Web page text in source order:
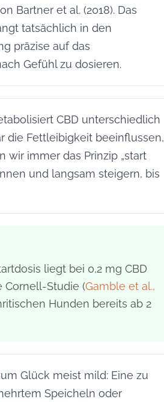
Bartner et al. (2018). Das
tatsächlich in den
präzise auf das
Gefühl zu dosieren.
CBD unterschiedlich
die Fettleibigkeit beeinflussen,
wir immer das Prinzip „start
und langsam steigern, bis
liegt bei 0,2 mg CBD
Cornell-Studie (Gamble et al.,
Hunden bereits ab 2
Glück meist mild: Eine zu
Speicheln oder